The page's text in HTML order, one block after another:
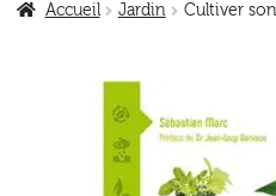
Accueil Jardin Cultiver